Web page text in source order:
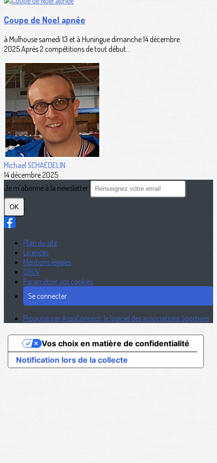
Coupe de Noel apnée
à Mulhouse samedi 13 et à Huningue dimanche 14 décembre
2025.Après 2 compétitions de tout début...
Michael SCHAEDELIN
14 décembre 2025
Je m'abonne à la newsletter
OK
Plan du site
Licences
Mentions légales
CGUV
Paramétrer vos cookies
Se connecter
Propulsé par AssoConnect, le logiciel des associations Sportives
Notification lors de la collecte
Vos choix en matière de confidentialité